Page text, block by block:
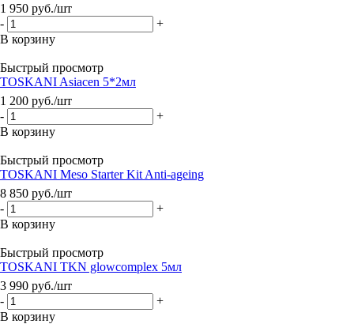
1 950 руб./шт
-
+
В корзину
Быстрый просмотр
TOSKANI Asiacen 5*2мл
1 200 руб./шт
-
+
В корзину
Быстрый просмотр
TOSKANI Meso Starter Kit Anti-ageing
8 850 руб./шт
-
+
В корзину
Быстрый просмотр
TOSKANI TKN glowcomplex 5мл
3 990 руб./шт
-
+
В корзину